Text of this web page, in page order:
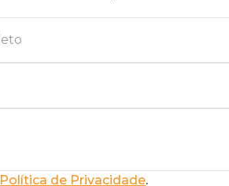
Política de Privacidade.